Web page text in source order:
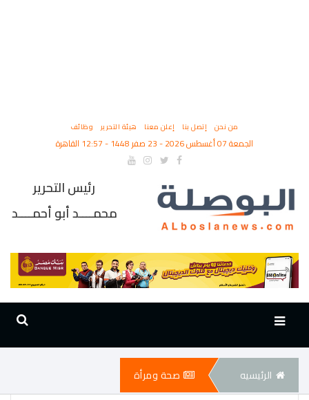
من نحن إتصل بنا إعلن معنا هيئة التحرير وظائف
الجمعة 07 أغسطس 2026 - 23 صفر 1448 - 12:57 القاهرة
رئيس التحرير
محمــــد أبو أحمــــد
الرئيسيه صحة ومرأة